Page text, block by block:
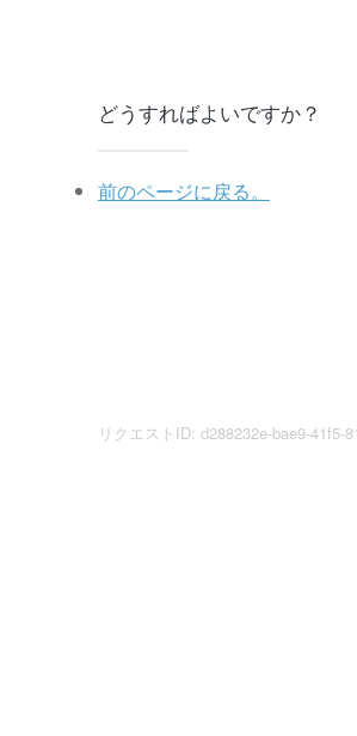
どうすればよいですか？
前のページに戻る。
リクエストID: d288232e-bae9-41f5-